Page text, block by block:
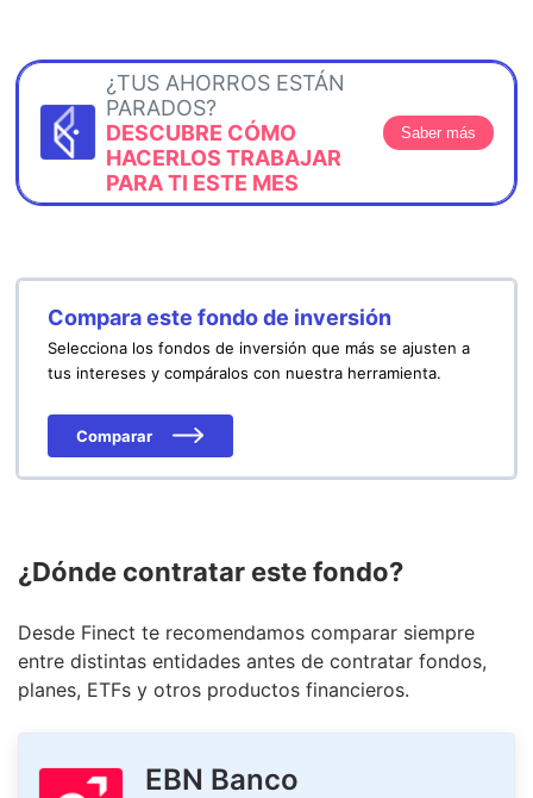
¿TUS AHORROS ESTÁN
PARADOS?
DESCUBRE CÓMO
HACERLOS TRABAJAR
PARA TI ESTE MES
Saber más
Compara este fondo de inversión
Selecciona los fondos de inversión que más se ajusten a
tus intereses y compáralos con nuestra herramienta.
Comparar
¿Dónde contratar este fondo?
Desde Finect te recomendamos comparar siempre
entre distintas entidades antes de contratar fondos,
planes, ETFs y otros productos financieros.
EBN Banco